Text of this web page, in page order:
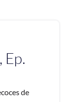
Ep.
de